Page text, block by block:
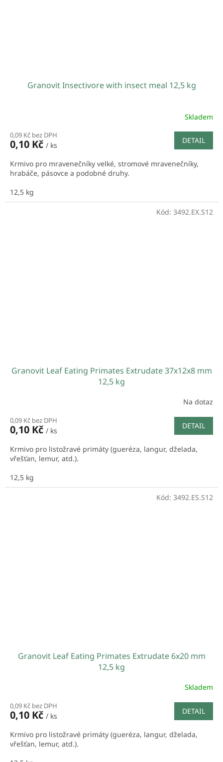
Granovit Insectivore with insect meal 12,5 kg
Skladem
0,09 Kč bez DPH
0,10 Kč / ks
DETAIL
Krmivo pro mravenečníky velké, stromové mravenečníky,
hrabáče, pásovce a podobné druhy.
12,5 kg
Granovit Leaf Eating Primates Extrudate 37x12x8 mm
12,5 kg
Na dotaz
0,09 Kč bez DPH
0,10 Kč / ks
DETAIL
Krmivo pro listožravé primáty (gueréza, langur, dželada,
vřešťan, lemur, atd.).
12,5 kg
Kód: 3492.EX.S12
Granovit Leaf Eating Primates Extrudate 6x20 mm
12,5 kg
Skladem
0,09 Kč bez DPH
0,10 Kč / ks
DETAIL
Krmivo pro listožravé primáty (gueréza, langur, dželada,
vřešťan, lemur, atd.).
Kód: 3492.ES.S12